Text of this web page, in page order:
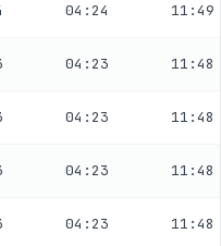
04:24 11:49
04:23 11:48
04:23 11:48
04:23 11:48
04:23 11:48